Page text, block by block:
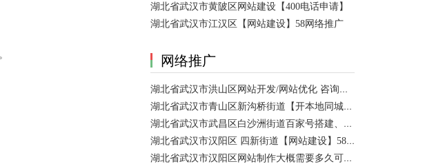
湖北省武汉市黄陂区网站建设【400电话申请】
湖北省武汉市江汉区【网站建设】58网络推广
网络推广
湖北省武汉市洪山区网站开发/网站优化 咨询服务
湖北省武汉市青山区新沟桥街道【开本地同城会员推广】百度推广费用 咨询服务
湖北省武汉市武昌区白沙洲街道百家号搭建、设置【网站建设一条龙】
湖北省武汉市汉阳区 四新街道【网站建设】58网络推广 咨询服务
湖北省武汉市汉阳区网站制作大概需要多久可以制作好？